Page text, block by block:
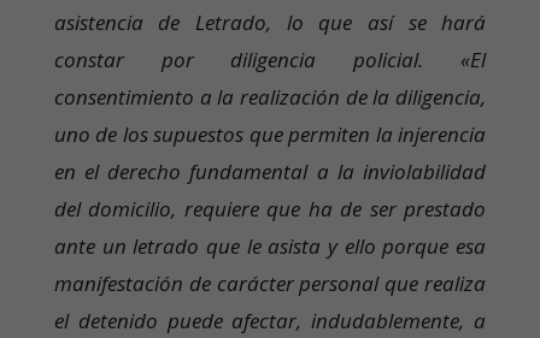
asistencia de Letrado, lo que así se hará
constar por diligencia policial. «El
consentimiento a la realización de la diligencia,
uno de los supuestos que permiten la injerencia
en el derecho fundamental a la inviolabilidad
del domicilio, requiere que ha de ser prestado
ante un letrado que le asista y ello porque esa
manifestación de carácter personal que realiza
el detenido puede afectar, indudablemente, a